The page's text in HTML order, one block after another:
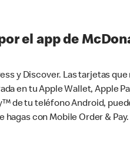
el app de
y Discover. Las tarjetas
en tu Apple Wallet, Apple
de tu teléfono Android,
hagas con Mobile Order & Pay.